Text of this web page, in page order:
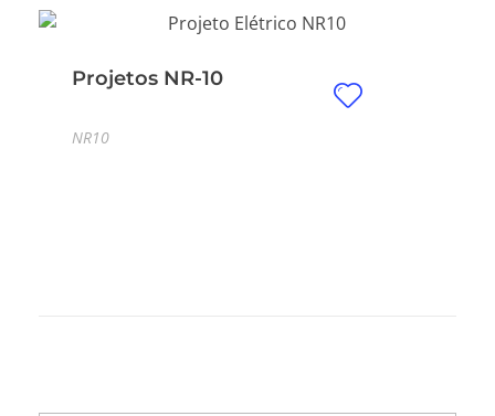
Projetos NR-10
NR10